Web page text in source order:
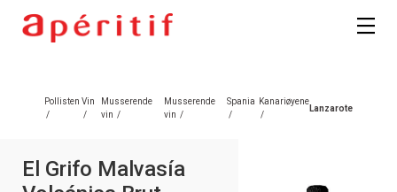
Pollisten
/
Vin
/
Musserende
vin /
Musserende
vin /
Spania
/
Kanariøyene
/
Lanzarote
El Grifo Malvasía